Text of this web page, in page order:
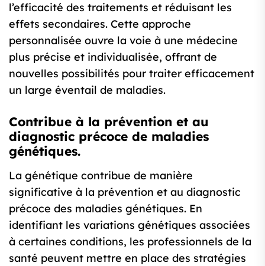
l’efficacité des traitements et réduisant les
effets secondaires. Cette approche
personnalisée ouvre la voie à une médecine
plus précise et individualisée, offrant de
nouvelles possibilités pour traiter efficacement
un large éventail de maladies.
Contribue à la prévention et au
diagnostic précoce de maladies
génétiques.
La génétique contribue de manière
significative à la prévention et au diagnostic
précoce des maladies génétiques. En
identifiant les variations génétiques associées
à certaines conditions, les professionnels de la
santé peuvent mettre en place des stratégies